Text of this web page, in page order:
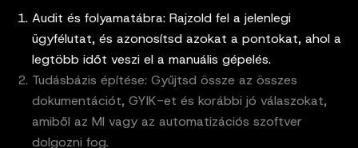
Audit és folyamatábra: Rajzold fel a jelenlegi
ügyfélutat, és azonosítsd azokat a pontokat, ahol a
legtöbb időt veszi el a manuális gépelés.
Tudásbázis építése: Gyűjtsd össze az összes
dokumentációt, GYIK-et és korábbi jó válaszokat,
amiből az MI vagy az automatizációs szoftver
dolgozni fog.